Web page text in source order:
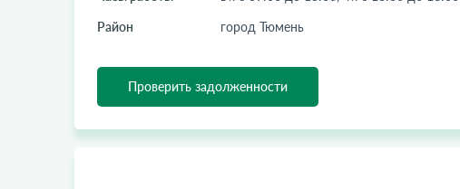
Район
город Тюмень
Проверить задолженности